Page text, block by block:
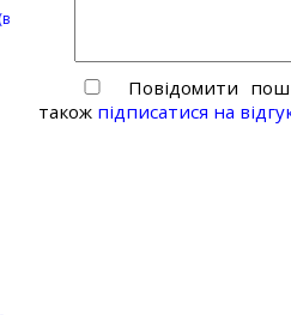
Повідомити
також підписатися на